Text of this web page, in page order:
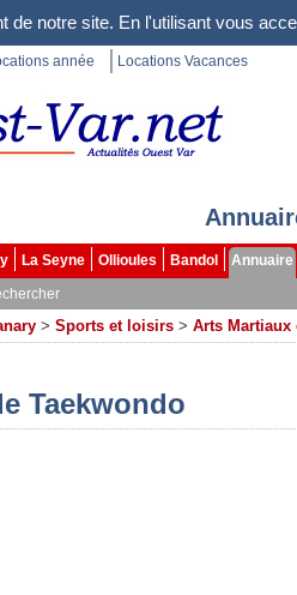
de notre site. En l'utilisant vous
année Locations Vacances
La Seyne Ollioules Bandol Annuaire
> Sports et loisirs > Arts Martiaux
Taekwondo